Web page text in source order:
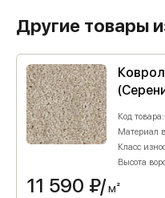
Другие товары
Код товара:
Материал
Класс
Высота
11 590 ₽/м²